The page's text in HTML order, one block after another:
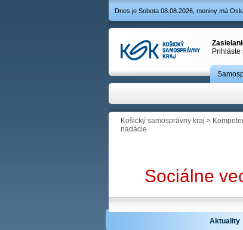
Dnes je Sobota 08.08.2026, meniny má
Košický samosprávny kraj >
nadácie
Sociálne
Aktuality